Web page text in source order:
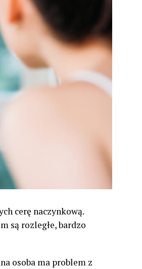
cerę naczynkową.
są rozległe, bardzo
osoba ma problem z